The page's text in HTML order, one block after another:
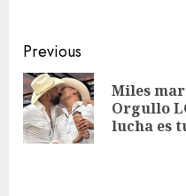
Previous
Miles
Orgullo
lucha es